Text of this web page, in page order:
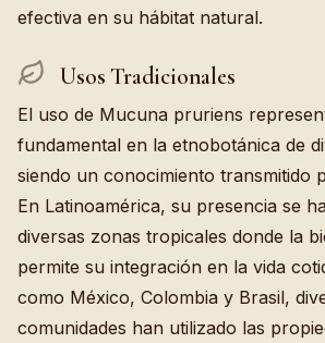
efectiva en su hábitat natural.
Usos Tradicionales
El uso de Mucuna pruriens
fundamental en la etnobotánica de
siendo un conocimiento transmitido
En Latinoamérica, su presencia se
diversas zonas tropicales donde la
permite su integración en la vida
como México, Colombia y Brasil,
comunidades han utilizado las